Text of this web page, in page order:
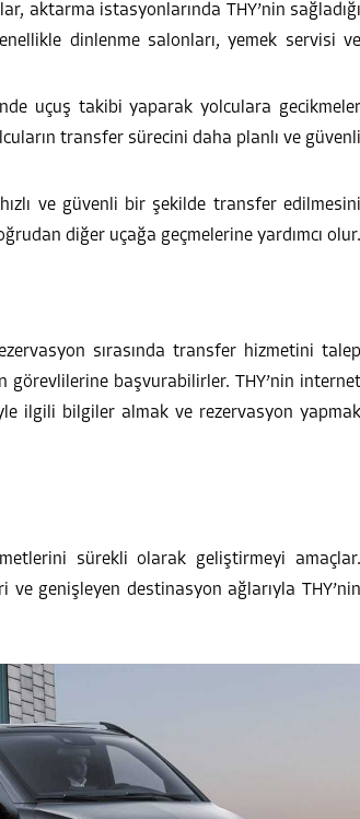
aktarma istasyonlarında THY’nin sağladığı
dinlenme salonları, yemek servisi ve
uçuş takibi yaparak yolculara gecikmeler
transfer sürecini daha planlı ve güvenli
ve güvenli bir şekilde transfer edilmesini
diğer uçağa geçmelerine yardımcı olur.
sırasında transfer hizmetini talep
görevlilerine başvurabilirler. THY’nin internet
ilgili bilgiler almak ve rezervasyon yapmak
sürekli olarak geliştirmeyi amaçlar.
genişleyen destinasyon ağlarıyla THY’nin